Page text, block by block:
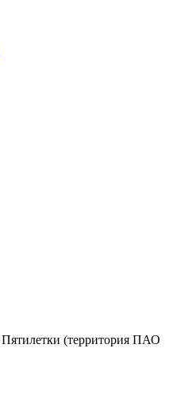
Пятилетки (территория ПАО